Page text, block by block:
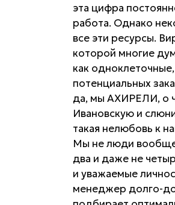
эта цифра
работа. Однако
все эти ресурсы.
которой многие
как
потенциальных
да, мы АХИРЕЛИ, о
Ивановскую и
такая нелюбовь к
Мы не люди
два и даже не
и уважаемые
менеджер долго-